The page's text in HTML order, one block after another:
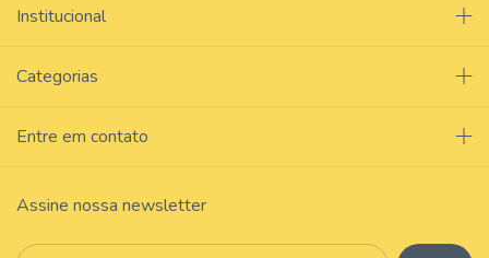
Institucional
Categorias
Entre em contato
Assine nossa newsletter